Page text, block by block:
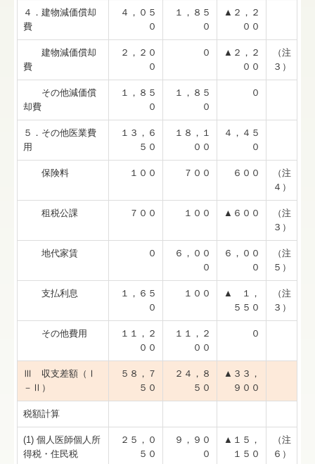
４．建物減価償却
費
４，０５
０
１，８５
０
▲２，２
００
建物減価償却
費
２，２０
０
０
▲２，２
００
（注
３）
その他減価償
却費
１，８５
０
１，８５
０
０
５．その他医業費
用
１３，６
５０
１８，１
００
４，４５
０
保険料 １００ ７００ ６００
（注
４）
租税公課 ７００ １００ ▲６００
（注
３）
地代家賃 ０
６，００
０
６，００
０
（注
５）
支払利息
１，６５
０
１００
▲ １，
５５０
（注
３）
その他費用
１１，２
００
１１，２
００
０
Ⅲ 収支差額（Ⅰ
－Ⅱ）
５８，７
５０
２４，８
５０
▲３３，
９００
税額計算
(1) 個人医師個人所
得税・住民税
２５，０
５０
９，９０
０
▲１５，
１５０
（注
６）